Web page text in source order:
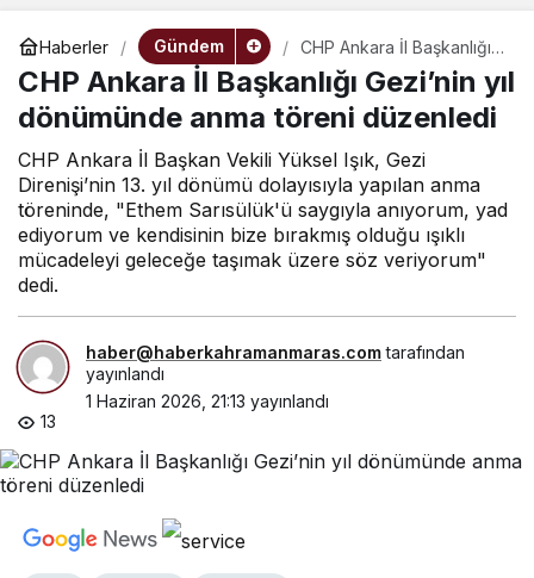
Haberler Gündem
CHP Ankara İl Başkanlığı
Gezi’nin yıl dönümünde
anma töreni düzenledi
CHP Ankara İl Başkanlığı Gezi’nin yıl
dönümünde anma töreni düzenledi
CHP Ankara İl Başkan Vekili Yüksel Işık, Gezi
Direnişi’nin 13. yıl dönümü dolayısıyla yapılan anma
töreninde, "Ethem Sarısülük'ü saygıyla anıyorum, yad
ediyorum ve kendisinin bize bırakmış olduğu ışıklı
mücadeleyi geleceğe taşımak üzere söz veriyorum"
dedi.
haber@haberkahramanmaras.comtarafından
yayınlandı
1 Haziran 2026, 21:13 yayınlandı
13